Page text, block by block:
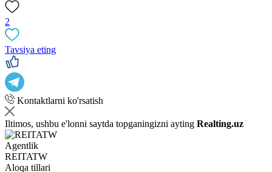
2
Tavsiya eting
Kontaktlarni ko'rsatish
Iltimos, ushbu e'lonni saytda topganingizni ayting Realting.uz
Agentlik
REITATW
Aloqa tillari